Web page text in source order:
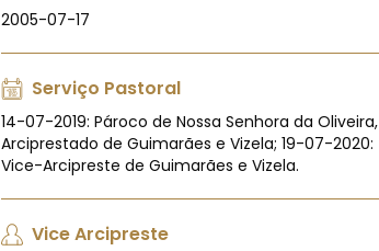
2005-07-17
Serviço Pastoral
14-07-2019: Pároco de Nossa Senhora da Oliveira,
Arciprestado de Guimarães e Vizela; 19-07-2020:
Vice-Arcipreste de Guimarães e Vizela.
Vice Arcipreste